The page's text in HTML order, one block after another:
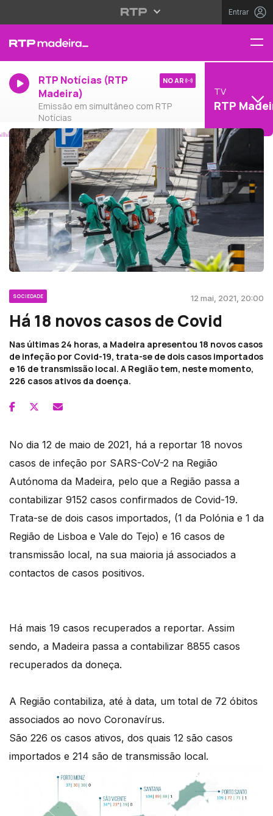
Entrar
RTP Notícias (RTP
Madeira)
Emissão em simultâneo com RTP
Notícias
NO AR
TV
RTP
SOCIEDADE 12 mai, 2021, 20:00
Há 18 novos casos de Covid
Nas últimas 24 horas, a Madeira apresentou 18 novos casos
de infeção por Covid-19, trata-se de dois casos importados
e 16 de transmissão local. A Região tem, neste momento,
226 casos ativos da doença.
No dia 12 de maio de 2021, há a reportar 18 novos
casos de infeção por SARS-CoV-2 na Região
Autónoma da Madeira, pelo que a Região passa a
contabilizar 9152 casos confirmados de Covid-19.
Trata-se de dois casos importados, (1 da Polónia e 1 da
Região de Lisboa e Vale do Tejo) e 16 casos de
transmissão local, na sua maioria já associados a
contactos de casos positivos.
Há mais 19 casos recuperados a reportar. Assim
sendo, a Madeira passa a contabilizar 8855 casos
recuperados da doneça.
A Região contabiliza, até à data, um total de 72 óbitos
associados ao novo Coronavírus.
São 226 os casos ativos, dos quais 12 são casos
importados e 214 são de transmissão local.